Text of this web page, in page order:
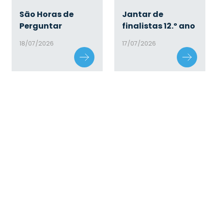
São Horas de
Perguntar
18/07/2026
Jantar de
finalistas 12.º ano
17/07/2026